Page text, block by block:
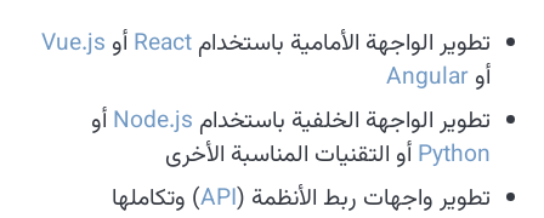
تطوير الواجهة الأمامية باستخدام React أو Vue.js
أو Angular
تطوير الواجهة الخلفية باستخدام Node.js أو
Python أو التقنيات المناسبة الأخرى
تطوير واجهات ربط الأنظمة (API) وتكاملها